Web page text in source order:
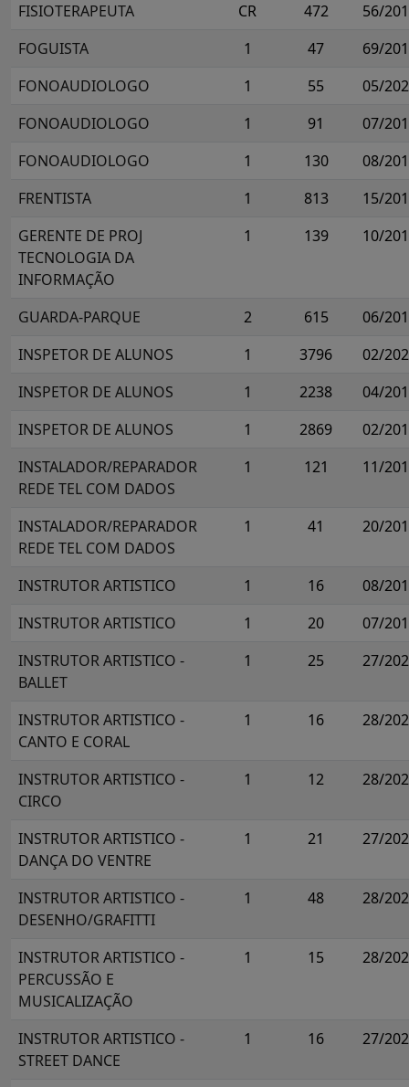
FISIOTERAPEUTA
CR 472
56/
FOGUISTA
1 47
69/
FONOAUDIOLOGO
1 55
05/
FONOAUDIOLOGO
1 91
07/
FONOAUDIOLOGO
1 130
08/
FRENTISTA
1 813
15/
GERENTE DE PROJ
TECNOLOGIA DA
INFORMAÇÃO
1 139 10/
GUARDA-PARQUE 2 615
06/
INSPETOR DE ALUNOS
1 3796
02/
INSPETOR DE ALUNOS
1 2238
04/
INSPETOR DE ALUNOS
1 2869
02/
INSTALADOR/REPARADOR
REDE TEL COM DADOS
1 121 11/
INSTALADOR/REPARADOR
REDE TEL COM DADOS
1 41 20/
INSTRUTOR ARTISTICO 1 16
08/
INSTRUTOR ARTISTICO
1 20
07/
INSTRUTOR ARTISTICO -
BALLET
1 25 27/
INSTRUTOR ARTISTICO -
CANTO E CORAL
1 16 28/
INSTRUTOR ARTISTICO -
CIRCO
1 12 28/
INSTRUTOR ARTISTICO -
DANÇA DO VENTRE
1 21 27/
INSTRUTOR ARTISTICO -
DESENHO/GRAFITTI
1 48 28/
INSTRUTOR ARTISTICO -
PERCUSSÃO E
MUSICALIZAÇÃO
1 15 28/
INSTRUTOR ARTISTICO -
STREET DANCE
1 16 27/